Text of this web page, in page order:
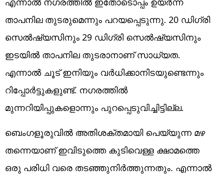
താപനില തുടരുമെന്നും പറയപ്പെടുന്നു. 20 ഡിഗ്രി
സെല്‍ഷ്യസിനും 29 ഡിഗ്രി സെല്‍ഷ്യസിനും
ഇടയില്‍ താപനില തുടരാനാണ് സാധ്യത.
എന്നാല്‍ ചൂട് ഇനിയും വര്‍ധിക്കാനിടയുണ്ടെന്നും
റിപ്പോര്‍ട്ടുകളുണ്ട്. നഗരത്തില്‍
മുന്നറിയിപ്പുകളൊന്നും പുറപ്പെടുവിച്ചിട്ടില്ല.
ബെംഗളൂരുവില്‍ അതിശക്തമായി പെയ്യുന്ന മഴ
തന്നെയാണ് ഇവിടുത്തെ കുടിവെള്ള ക്ഷാമത്തെ
ഒരു പരിധി വരെ തടഞ്ഞുനിര്‍ത്തുന്നതും. എന്നാല്‍